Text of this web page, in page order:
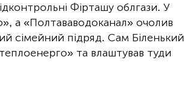
Фірташу облгази. У
а «Полтававодоканал» очолив
сімейний підряд. Сам Біленький
та влаштував туди